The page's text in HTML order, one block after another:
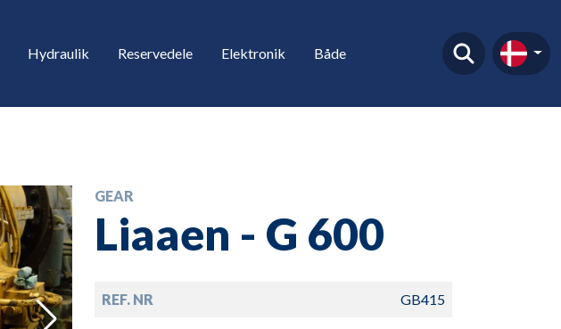
Hydraulik Reservedele Elektronik Både
GEAR
Liaaen - G 600
REF. NR GB415